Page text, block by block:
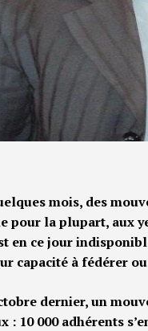
mois, des
pour la plupart, aux
en ce jour
capacité à fédérer
dernier, un
: 10 000 adhérents